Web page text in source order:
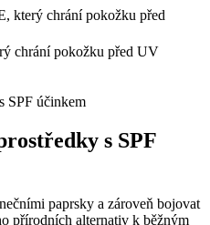
který chrání pokožku před
chrání pokožku před UV
s SPF
paprsky a zároveň bojovat
přírodních alternativ k běžným